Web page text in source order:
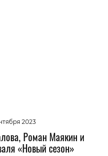
2023
Роман Маякин и
«Новый сезон»